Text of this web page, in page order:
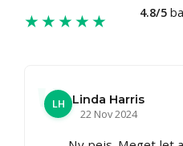
★★★★★ 4.8/5
LH
Linda Harris
22 Nov 2024